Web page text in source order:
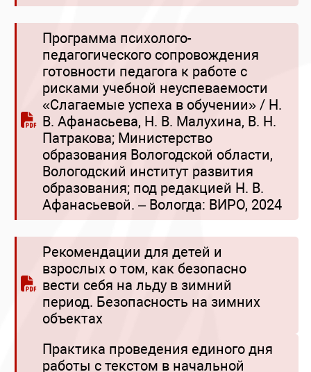
Программа психолого-
педагогического сопровождения
готовности педагога к работе с
рисками учебной неуспеваемости
«Слагаемые успеха в обучении» / Н.
В. Афанасьева, Н. В. Малухина, В. Н.
Патракова; Министерство
образования Вологодской области,
Вологодский институт развития
образования; под редакцией Н. В.
Афанасьевой. – Вологда: ВИРО, 2024
Рекомендации для детей и
взрослых о том, как безопасно
вести себя на льду в зимний
период. Безопасность на зимних
объектах
Практика проведения единого дня
работы с текстом в начальной